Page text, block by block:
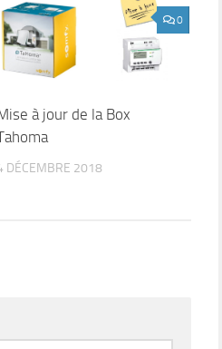
0
à jour de la Box
DÉCEMBRE 2018